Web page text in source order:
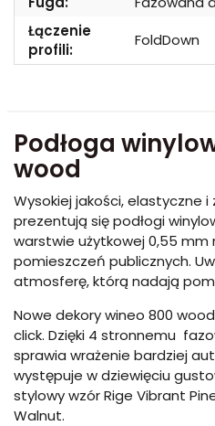
Łączenie
profili:
FoldDown
Podłoga
wood
Wysokiej jakości, elastyczne
prezentują się podłogi
warstwie użytkowej 0,55 mm
pomieszczeń publicznych.
atmosferę, którą nadają
Nowe dekory wineo 800
click. Dzięki 4 stronnemu
sprawia wrażenie bardziej
występuje w dziewięciu
stylowy wzór Rige Vibrant
Walnut.